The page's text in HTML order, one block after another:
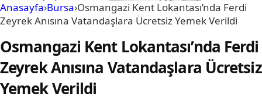
Anasayfa›Bursa›Osmangazi Kent Lokantası’nda Ferdi
Zeyrek Anısına Vatandaşlara Ücretsiz Yemek Verildi
Osmangazi Kent Lokantası’nda Ferdi
Zeyrek Anısına Vatandaşlara Ücretsiz
Yemek Verildi